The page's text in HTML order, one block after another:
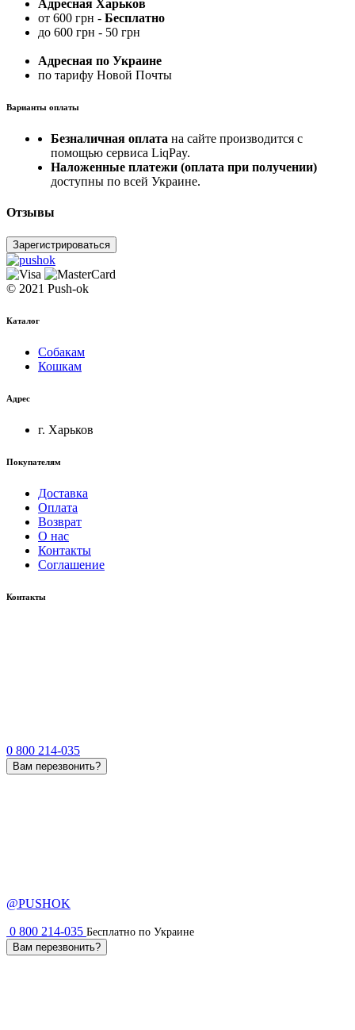
Адресная Харьков
от 600 грн - Бесплатно
до 600 грн - 50 грн
Адресная по Украине
по тарифу Новой Почты
Варианты оплаты
Безналичная оплата на сайте производится с
помощью сервиса LiqPay.
Наложенные платежи (оплата при получении)
доступны по всей Украине.
Отзывы
Зарегистрироваться
© 2021 Push-ok
Каталог
Собакам
Кошкам
Адрес
г. Харьков
Покупателям
Доставка
Оплата
Возврат
О нас
Контакты
Соглашение
Контакты
0 800 214-035
Вам перезвонить?
@PUSHOK
0 800 214-035 Бесплатно по Украине
Вам перезвонить?